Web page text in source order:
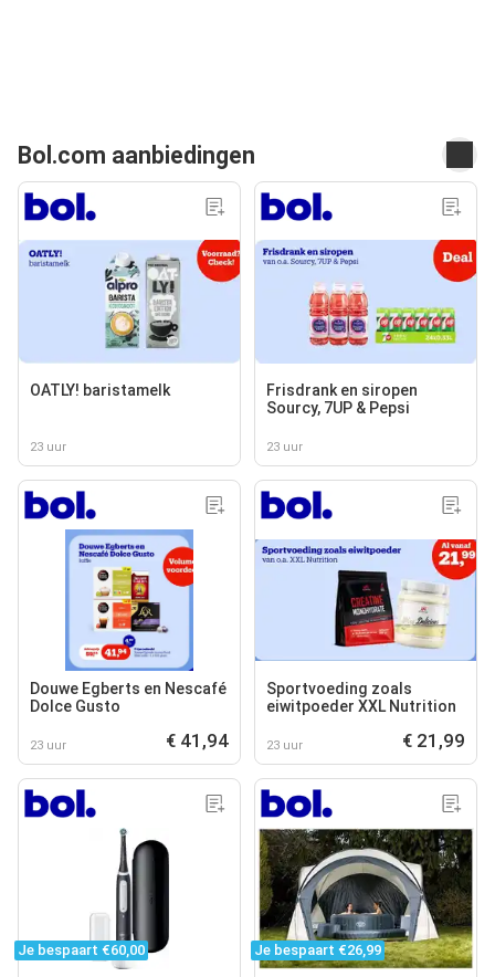
Bol.com aanbiedingen
OATLY! baristamelk
23 uur
Frisdrank en siropen
Sourcy, 7UP & Pepsi
23 uur
Douwe Egberts en Nescafé
Dolce Gusto
23 uur € 41,94
Sportvoeding zoals
eiwitpoeder XXL Nutrition
23 uur € 21,99
Je bespaart €60,00 Je bespaart €26,99